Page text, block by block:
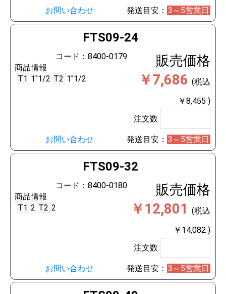
お問い合わせ 発送目安： 3～5営業日
FTS09-24
コード：8400-0179
商品情報
T1 1"1/2 T2 1"1/2
販売価格
￥7,686 (税込
￥8,455 )
注文数
お問い合わせ 発送目安： 3～5営業日
FTS09-32
コード：8400-0180
商品情報
T1 2 T2 2
販売価格
￥12,801
(税込
￥14,082 )
注文数
お問い合わせ 発送目安： 3～5営業日